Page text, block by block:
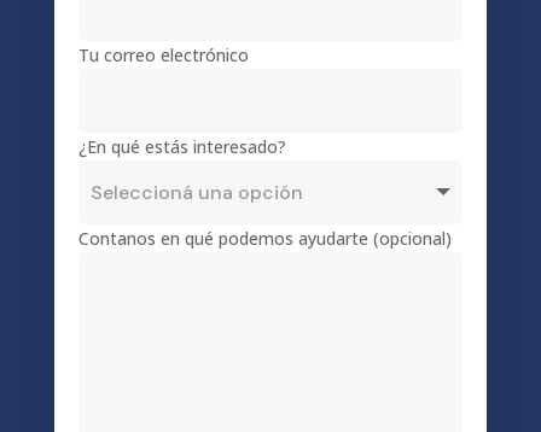
Tu correo electrónico
¿En qué estás interesado?
Contanos en qué podemos ayudarte (opcional)